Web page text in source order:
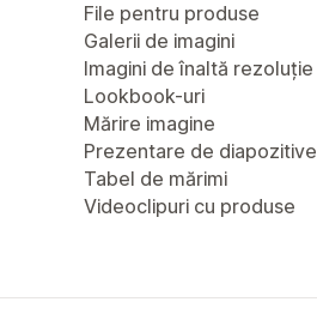
File pentru produse
Galerii de imagini
Imagini de înaltă rezoluție
Lookbook-uri
Mărire imagine
Prezentare de diapozitive
Tabel de mărimi
Videoclipuri cu produse